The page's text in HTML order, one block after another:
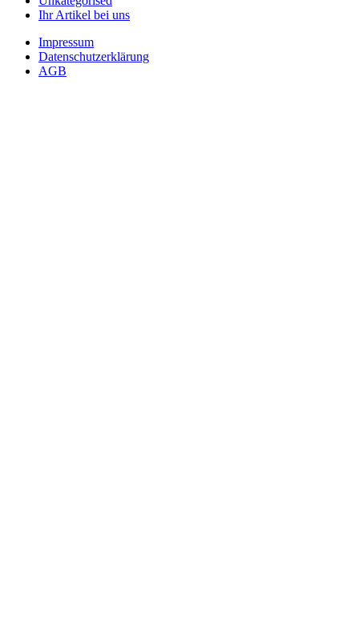
Ihr Artikel bei uns
Impressum
Datenschutzerklärung
AGB